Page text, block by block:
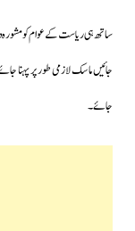
ساتھ ہی ریاست کے عوام کو مشورہ
جائیں ماسک لازمی طور پر پہنا
جائے۔